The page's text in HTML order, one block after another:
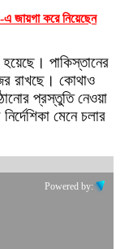
এ জায়গা করে নিয়েছেন
হয়েছে। পাকিস্তানের
রাখছে। কোথাও
প্রস্তুতি নেওয়া
মেনে চলার
Powered by: